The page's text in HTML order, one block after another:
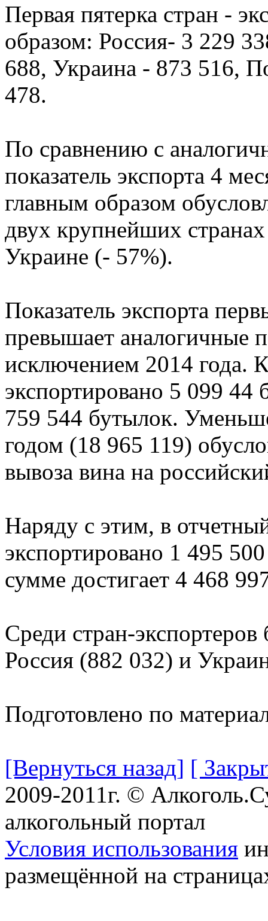
Первая пятерка стран -
образом: Россия- 3 229
688, Украина - 873 516,
478.
По сравнению с
показатель экспорта 4
главным образом
двух крупнейших
Украине (- 57%).
Показатель экспорта
превышает аналогичные
исключением 2014 года.
экспортировано 5 099 44
759 544 бутылок.
годом (18 965 119)
вывоза вина на
Наряду с этим, в
экспортировано 1 495
сумме достигает 4 468
Среди стран-
Россия (882 032) и
Подготовлено по
[Вернуться назад] [
2009-2011г. ©
алкогольный портал
Условия использования
размещённой на